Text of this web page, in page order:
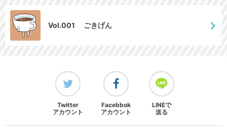
Vol.001 ごきげん
Twitter
アカウント
Facebbok
アカウント
LINEで
送る